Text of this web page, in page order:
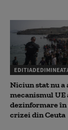
Niciun stat nu a
mecanismul UE
dezinformare
crizei din Ceuta